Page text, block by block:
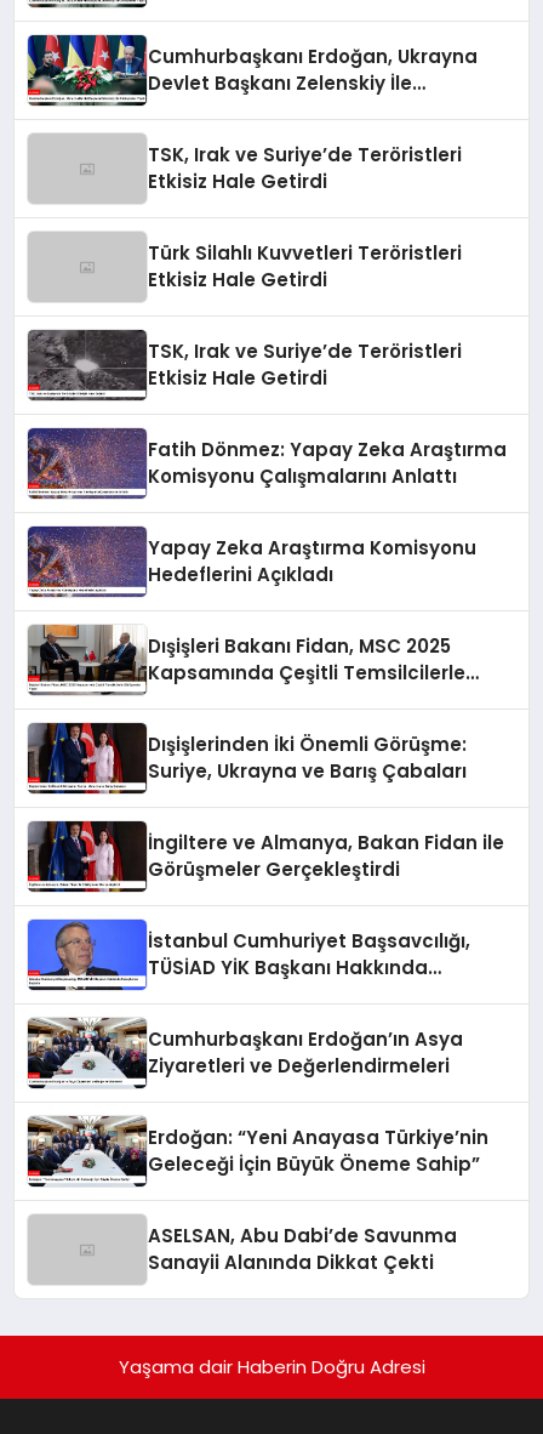
Cumhurbaşkanı Erdoğan, Ukrayna
Devlet Başkanı Zelenskiy İle
TSK, Irak ve Suriye’de Teröristleri
Etkisiz Hale Getirdi
Türk Silahlı Kuvvetleri Teröristleri
Etkisiz Hale Getirdi
TSK, Irak ve Suriye’de Teröristleri
Etkisiz Hale Getirdi
Fatih Dönmez: Yapay Zeka Araştırma
Komisyonu Çalışmalarını Anlattı
Yapay Zeka Araştırma Komisyonu
Hedeflerini Açıkladı
Dışişleri Bakanı Fidan, MSC 2025
Kapsamında Çeşitli Temsilcilerle
Dışişlerinden İki Önemli Görüşme:
Suriye, Ukrayna ve Barış Çabaları
İngiltere ve Almanya, Bakan Fidan ile
Görüşmeler Gerçekleştirdi
İstanbul Cumhuriyet Başsavcılığı,
TÜSİAD YİK Başkanı Hakkında
Cumhurbaşkanı Erdoğan’ın Asya
Ziyaretleri ve Değerlendirmeleri
Erdoğan: “Yeni Anayasa Türkiye’nin
Geleceği İçin Büyük Öneme Sahip”
ASELSAN, Abu Dabi’de Savunma
Sanayii Alanında Dikkat Çekti
Yaşama dair Haberin Doğru Adresi